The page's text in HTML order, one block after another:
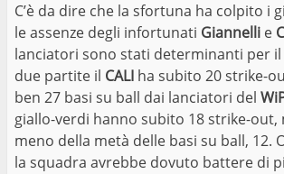
C’è da dire che la sfortuna ha colpito i
le assenze degli infortunati Giannelli e
lanciatori sono stati determinanti per
due partite il CALI ha subito 20 strike-
ben 27 basi su ball dai lanciatori del
giallo-verdi hanno subito 18 strike-out,
meno della metà delle basi su ball, 12.
la squadra avrebbe dovuto battere di